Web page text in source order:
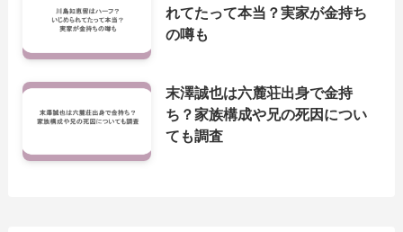
れてたって本当？実家が金持ち
の噂も
末澤誠也は六麓荘出身で金持
ち？家族構成や兄の死因につい
ても調査